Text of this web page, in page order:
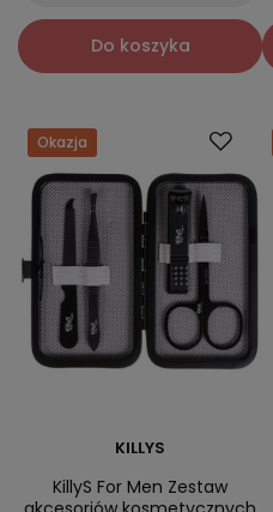
Do koszyka
Okazja
KILLYS
KillyS For Men Zestaw